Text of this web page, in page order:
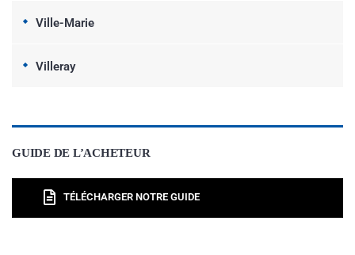
Ville-Marie
Villeray
GUIDE DE L’ACHETEUR
TÉLÉCHARGER NOTRE GUIDE